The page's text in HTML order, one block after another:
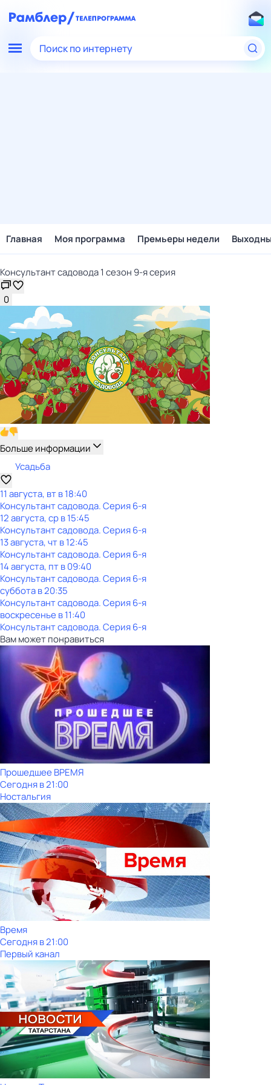
Поиск по интернету
Главная Моя программа Премьеры недели
Консультант садовода 1 сезон 9-я серия
0
Больше информации
Усадьба
11 августа, вт в 18:40
Консультант садовода. Серия 6-я
12 августа, ср в 15:45
Консультант садовода. Серия 6-я
13 августа, чт в 12:45
Консультант садовода. Серия 6-я
14 августа, пт в 09:40
Консультант садовода. Серия 6-я
субботав20:35
Консультант садовода. Серия 6-я
воскресенье в11:40
Консультант садовода. Серия 6-я
Вам может понравиться
Прошедшее ВРЕМЯ
Сегодня в 21:00
Ностальгия
Время
Сегодня в 21:00
Первый канал